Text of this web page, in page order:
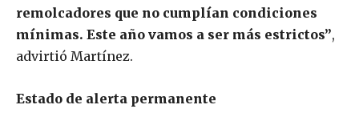
remolcadores que no cumplían condiciones
mínimas. Este año vamos a ser más estrictos”,
advirtió Martínez.
Estado de alerta permanente